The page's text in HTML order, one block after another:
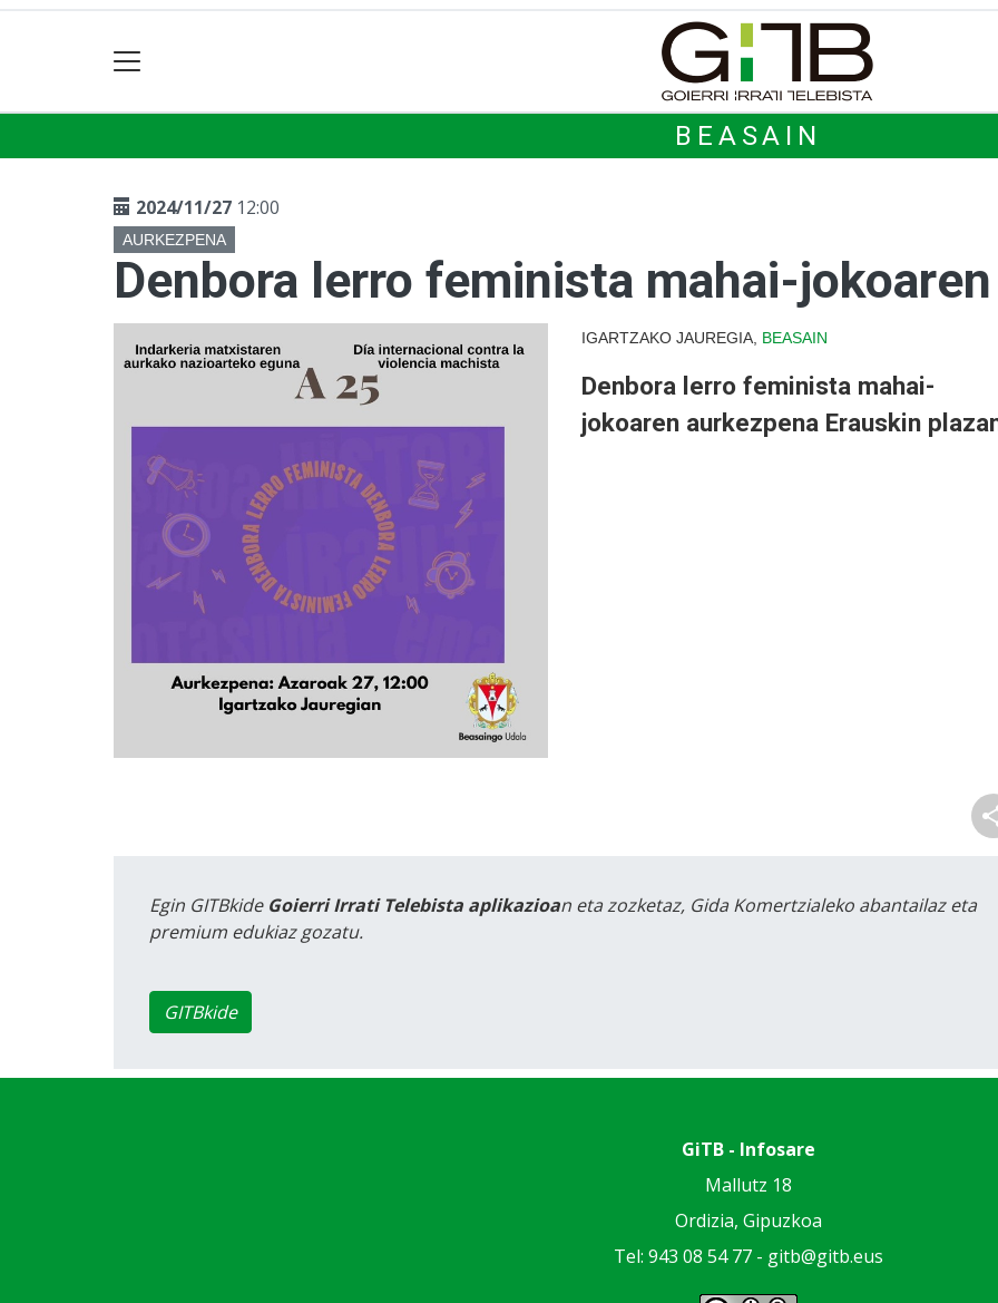
BEASAIN
2024/11/27 12:00
AURKEZPENA
Denbora lerro feminista mahai-
IGARTZAKO JAUREGIA, BEASAIN
Denbora lerro feminista mahai-
jokoaren aurkezpena Erauskin
Egin GITBkide Goierri Irrati Telebista aplikazioan eta zozketaz, Gida Komertzialeko abantailaz eta
premium edukiaz gozatu.
GITBkide
GiTB - Infosare
Mallutz 18
Ordizia, Gipuzkoa
Tel: 943 08 54 77 - gitb@gitb.eus